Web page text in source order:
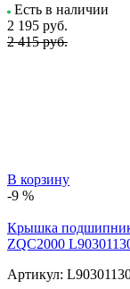
Есть в наличии
2 195 руб.
2 415 руб.
В корзину
-9 %
Крышка
ZQC2000
Артикул: